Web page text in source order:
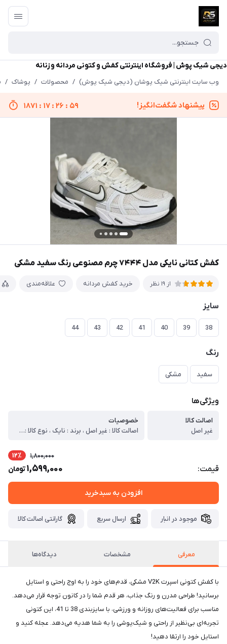
دیجی شیک پوش | فروشگاه اینترنتی کفش و کتونی مردانه و زنانه
وب سایت اینترنتی شیک پوشان (دیجی شیک پوش) / محصولات / پوشاک /
پیشنهاد شگفت‌انگیز! 1871 : 17 : 26 : 59
کفش کتانی نایکی مدل ۷۴۴۴ چرم مصنوعی رنگ سفید مشکی
از 19 نظر خرید کفش مردانه علاقه‌مندی
سایز
38
39
40
41
42
43
44
رنگ
سفید مشکی
ویژگی‌ها
اصالت کالا
غیر اصل
خصوصیات
اصالت کالا : غیر اصل ، برند : نایک ، نوع کالا : ( اسپرت – راحتی – پیاده روی – استفاده روزمره – مهمانی – اداره ) ، مدل کالا : بندی ، دوخت : داخل ، جنس زیره : پی یو ، جنس رویه : تور دوخت ، نوع کفی : معمولی ، کشور تولید کننده : ایران ، وزن خالص کالا : 720 ، قابل شستشو : میباشد (برای شستشو محصول بهتر است از شامپو و اَبر استفاده شود. بهتر است هنگام استفاده از ماشین لباسشویی از پودر آنزیم دار استفاده نشود) ، توضیحات اجمالی کالا : تمامی مواد اولیه این کار خارجی میباشد و در داخل مونتاژ شده قالب تمامی سایز ها استاندارد میباشد، کاملا مقاوم و دوخت داخل خورده میباشد، دوخت داخل کار باعث مقاومت بیشتر کتونی در برابر فشار وارد شده میشود .
قیمت:
1,800,000 12٪
1,599,000تومان
افزودن به سبدخرید
موجود در انبار ارسال سریع گارانتی اصالت کالا
معرفی مشخصات دیدگاه‌ها
با کفش کتونی اسپرت V2K مشکی، قدم‌های خود را به اوج راحتی و استایل
برسانید! طراحی مدرن و رنگ جذاب، هر قدم شما را در کانون توجه قرار می‌دهد.
مناسب برای فعالیت‌های روزانه و ورزشی، با سایزبندی 38 تا 41، این کتونی
تجربه‌ای بی‌نظیر از راحتی و شیک‌پوشی را به شما هدیه می‌دهد. عجله کنید و
استایل خود را ارتقا دهید!